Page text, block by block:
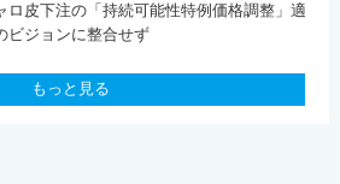
皮下注の「持続可能性特例価格調整」適
ジョンに整合せず
もっと見る